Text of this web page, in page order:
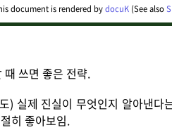
document is rendered bydocuK (See also
때 쓰면 좋은 전략.
실제 진실이 무엇인지 알아낸다
히 좋아보임.